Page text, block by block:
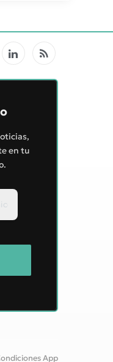
LinkedInRSS
en tu
App